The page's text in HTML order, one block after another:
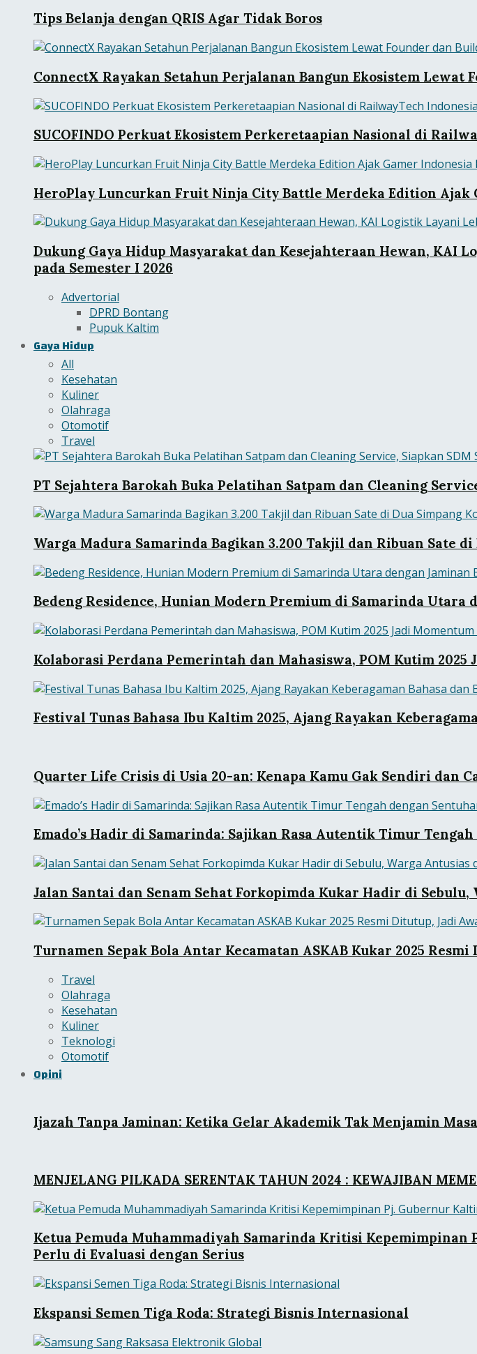
Tips Belanja dengan QRIS Agar Tidak Boros
ConnectX Rayakan Setahun Perjalanan Bangun Ekosistem Lewat
SUCOFINDO Perkuat Ekosistem Perkeretaapian Nasional di
HeroPlay Luncurkan Fruit Ninja City Battle Merdeka Edition Ajak
Dukung Gaya Hidup Masyarakat dan Kesejahteraan Hewan, KAI
pada Semester I 2026
Advertorial
DPRD Bontang
Pupuk Kaltim
Gaya Hidup
All
Kesehatan
Kuliner
Olahraga
Otomotif
Travel
PT Sejahtera Barokah Buka Pelatihan Satpam dan Cleaning
Warga Madura Samarinda Bagikan 3.200 Takjil dan Ribuan Sate
Bedeng Residence, Hunian Modern Premium di Samarinda Utara
Kolaborasi Perdana Pemerintah dan Mahasiswa, POM Kutim
Festival Tunas Bahasa Ibu Kaltim 2025, Ajang Rayakan
Quarter Life Crisis di Usia 20-an: Kenapa Kamu Gak Sendiri dan
Emado’s Hadir di Samarinda: Sajikan Rasa Autentik Timur
Jalan Santai dan Senam Sehat Forkopimda Kukar Hadir di
Turnamen Sepak Bola Antar Kecamatan ASKAB Kukar 2025
Travel
Olahraga
Kesehatan
Kuliner
Teknologi
Otomotif
Opini
Ijazah Tanpa Jaminan: Ketika Gelar Akademik Tak Menjamin
MENJELANG PILKADA SERENTAK TAHUN 2024 : KEWAJIBAN
Ketua Pemuda Muhammadiyah Samarinda Kritisi
Perlu di Evaluasi dengan Serius
Ekspansi Semen Tiga Roda: Strategi Bisnis Internasional